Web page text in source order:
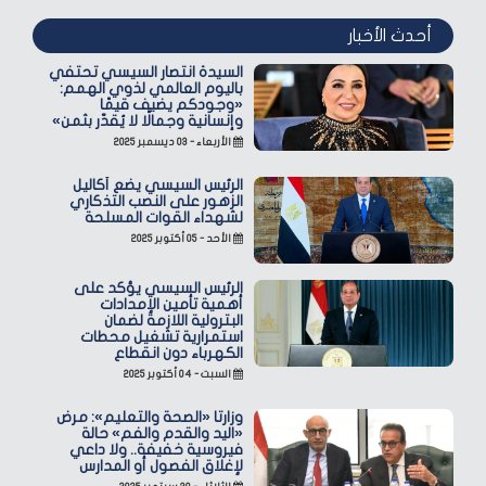
أحدث الأخبار
السيدة انتصار السيسي تحتفي
باليوم العالمي لذوي الهمم:
«وجودكم يضيف قيمًا
وإنسانية وجمالًا لا يُقدّر بثمن»
الأربعاء - ٠٣ ديسمبر ٢٠٢٥
الرئيس السيسي يضع أكاليل
الزهور على النصب التذكاري
لشهداء القوات المسلحة
الأحد - ٠٥ أكتوبر ٢٠٢٥
الرئيس السيسي يؤكد على
أهمية تأمين الإمدادات
البترولية اللازمة لضمان
استمرارية تشغيل محطات
الكهرباء دون انقطاع
السبت - ٠٤ أكتوبر ٢٠٢٥
وزارتا «الصحة والتعليم»: مرض
«اليد والقدم والفم» حالة
فيروسية خفيفة.. ولا داعي
لإغلاق الفصول أو المدارس